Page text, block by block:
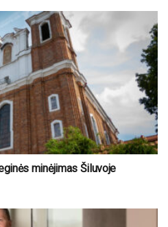
minėjimas Šiluvoje